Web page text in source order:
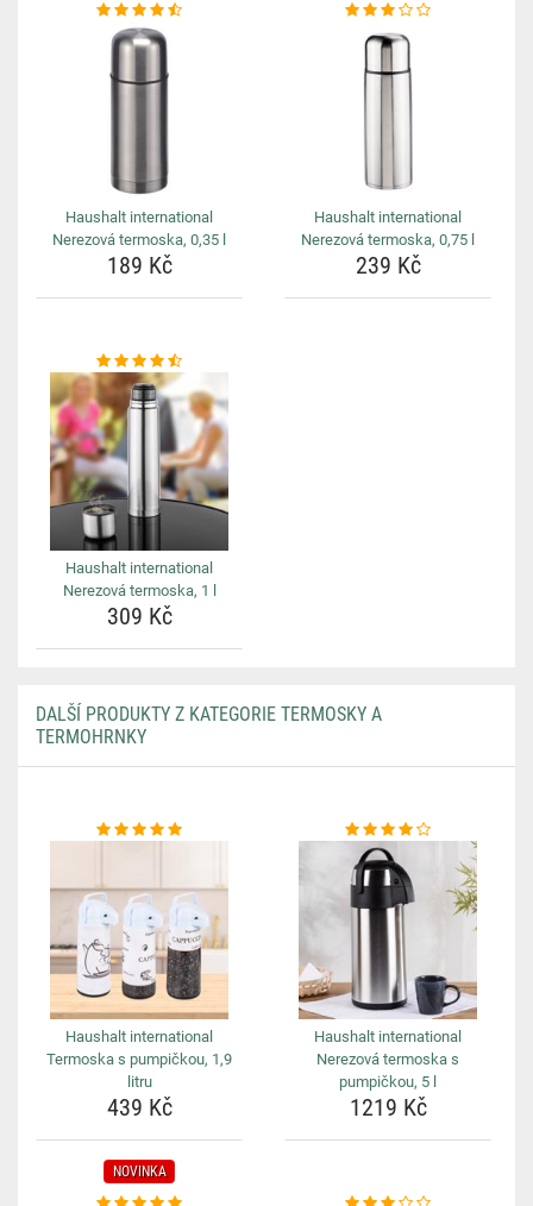
Haushalt international
Nerezová termoska, 0,35 l
189 Kč
Haushalt international
Nerezová termoska, 0,75 l
239 Kč
Haushalt international
Nerezová termoska, 1 l
309 Kč
DALŠÍ PRODUKTY Z KATEGORIE TERMOSKY A
TERMOHRNKY
Haushalt international
Termoska s pumpičkou, 1,9
litru
439 Kč
Haushalt international
Nerezová termoska s
pumpičkou, 5 l
1219 Kč
NOVINKA